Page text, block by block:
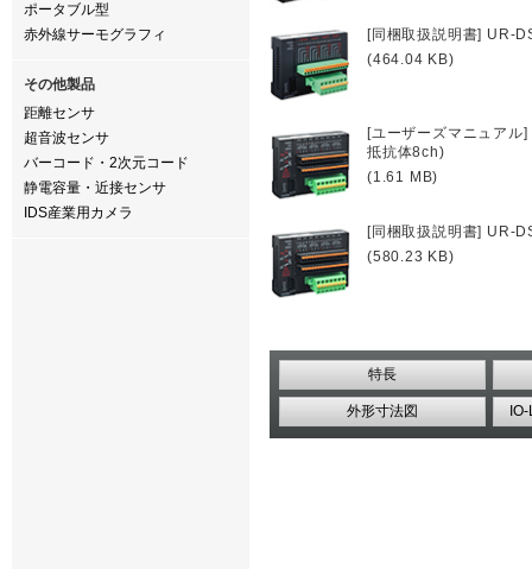
ポータブル型
赤外線サーモグラフィ
その他製品
距離センサ
超音波センサ
バーコード・2次元コード
静電容量・近接センサ
IDS産業用カメラ
[同梱取扱説明書] UR-
(464.04 KB)
[ユーザーズマニュア
抵抗体8ch)
(1.61 MB)
[同梱取扱説明書] UR-
(580.23 KB)
特長
外形寸法図